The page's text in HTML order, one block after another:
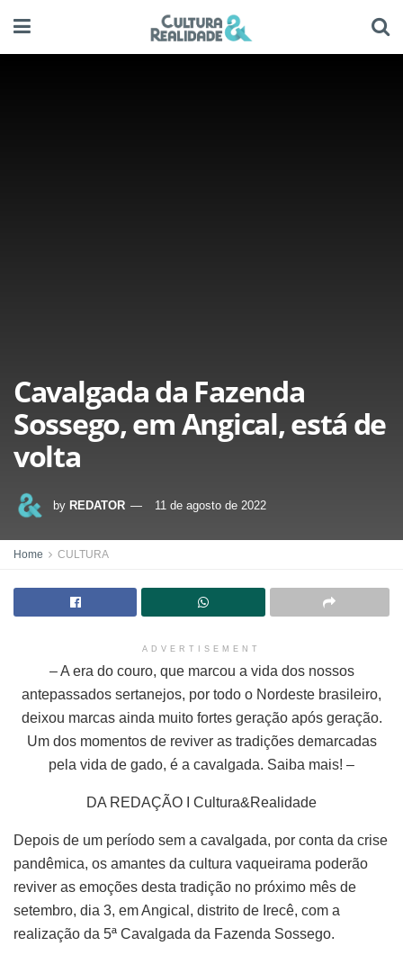
Cavalgada da Fazenda
Sossego, em Angical, está de
volta
by REDATOR 11 de agosto de 2022
Home CULTURA
ADVERTISEMENT
– A era do couro, que marcou a vida dos nossos
antepassados sertanejos, por todo o Nordeste brasileiro,
deixou marcas ainda muito fortes geração após geração.
Um dos momentos de reviver as tradições demarcadas
pela vida de gado, é a cavalgada. Saiba mais! –
DA REDAÇÃO I Cultura&Realidade
Depois de um período sem a cavalgada, por conta da crise
pandêmica, os amantes da cultura vaqueirama poderão
reviver as emoções desta tradição no próximo mês de
setembro, dia 3, em Angical, distrito de Irecê, com a
realização da 5ª Cavalgada da Fazenda Sossego.